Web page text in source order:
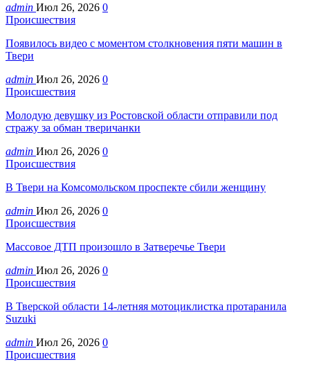
admin Июл 26, 2026 0
Происшествия
Появилось видео с моментом столкновения пяти машин в
Твери
admin Июл 26, 2026 0
Происшествия
Молодую девушку из Ростовской области отправили под
стражу за обман тверичанки
admin Июл 26, 2026 0
Происшествия
В Твери на Комсомольском проспекте сбили женщину
admin Июл 26, 2026 0
Происшествия
Массовое ДТП произошло в Затверечье Твери
admin Июл 26, 2026 0
Происшествия
В Тверской области 14-летняя мотоциклистка протаранила
Suzuki
admin Июл 26, 2026 0
Происшествия